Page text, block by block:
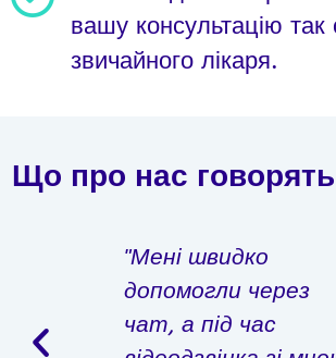
вашу консультацію так
звичайного лікаря.
Що про нас говорять
"Мені швидко
допомогли через
чат, а під час